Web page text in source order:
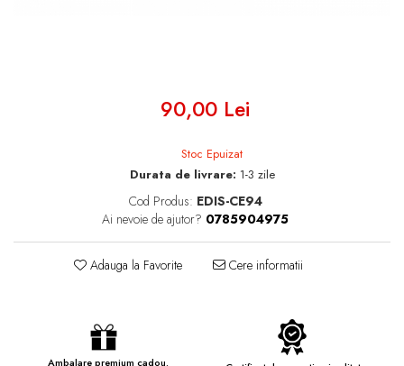
90,00 Lei
Stoc Epuizat
Durata de livrare: 1-3 zile
Cod Produs: EDIS-CE94
Ai nevoie de ajutor? 0785904975
Adauga la Favorite Cere informatii
Ambalare premium cadou.